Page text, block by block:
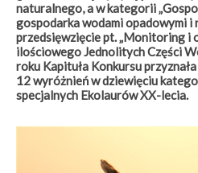
naturalnego, a w kategorii
gospodarka wodami opadowymi
przedsięwzięcie pt. „Monitoring i
ilościowego Jednolitych Części
roku Kapituła Konkursu
12 wyróżnień w dziewięciu
specjalnych Ekolaurów XX-lecia.